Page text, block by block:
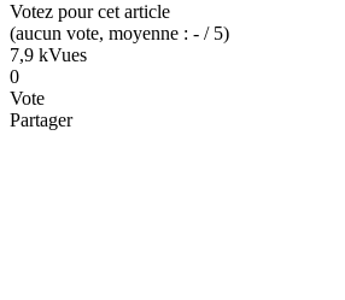
Votez pour cet article
(aucun vote, moyenne : - / 5)
7,9 kVues
0
Vote
Partager